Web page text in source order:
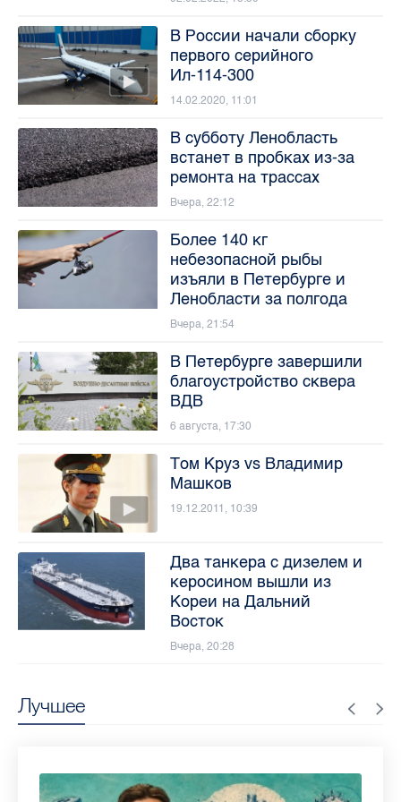
Лучшее
В России начали сборку
первого серийного
Ил-114-300
14.02.2020, 11:01
В субботу Ленобласть
встанет в пробках из-за
ремонта на трассах
Вчера, 22:12
Более 140 кг
небезопасной рыбы
изъяли в Петербурге и
Ленобласти за полгода
Вчера, 21:54
В Петербурге завершили
благоустройство сквера
ВДВ
6 августа, 17:30
Том Круз vs Владимир
Машков
19.12.2011, 10:39
Два танкера с дизелем и
керосином вышли из
Кореи на Дальний
Восток
Вчера, 20:28